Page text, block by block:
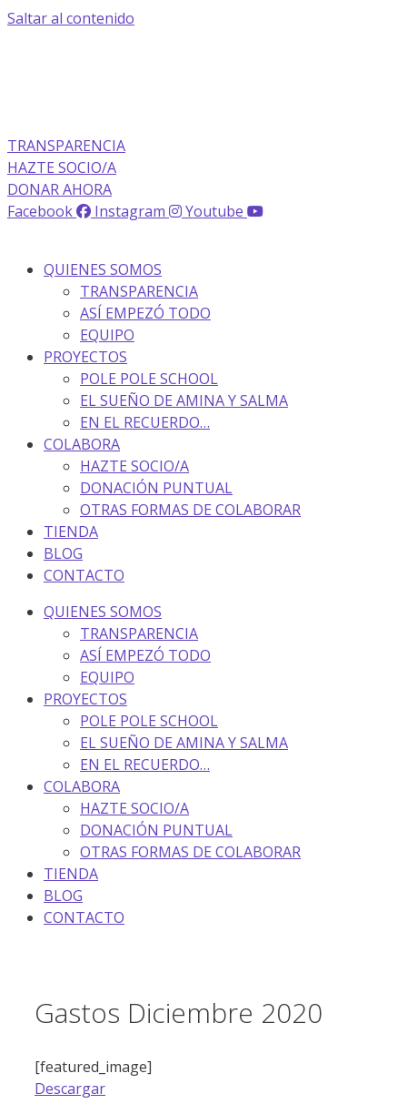
Saltar al contenido
TRANSPARENCIA
HAZTE SOCIO/A
DONAR AHORA
Facebook
Instagram Youtube
QUIENES SOMOS
TRANSPARENCIA
ASÍ EMPEZÓ TODO
EQUIPO
PROYECTOS
POLE POLE SCHOOL
EL SUEÑO DE AMINA Y SALMA
EN EL RECUERDO…
COLABORA
HAZTE SOCIO/A
DONACIÓN PUNTUAL
OTRAS FORMAS DE COLABORAR
TIENDA
BLOG
CONTACTO
QUIENES SOMOS
TRANSPARENCIA
ASÍ EMPEZÓ TODO
EQUIPO
PROYECTOS
POLE POLE SCHOOL
EL SUEÑO DE AMINA Y SALMA
EN EL RECUERDO…
COLABORA
HAZTE SOCIO/A
DONACIÓN PUNTUAL
OTRAS FORMAS DE COLABORAR
TIENDA
BLOG
CONTACTO
Gastos Diciembre 2020
[featured_image]
Descargar